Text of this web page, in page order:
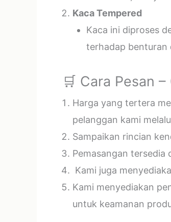
Kaca Tempered
Kaca ini diproses
terhadap benturan
🛒 Cara Pesan
Harga yang tertera
pelanggan kami
Sampaikan rincian
Pemasangan
Kami juga
Kami menyediakan
untuk keamanan